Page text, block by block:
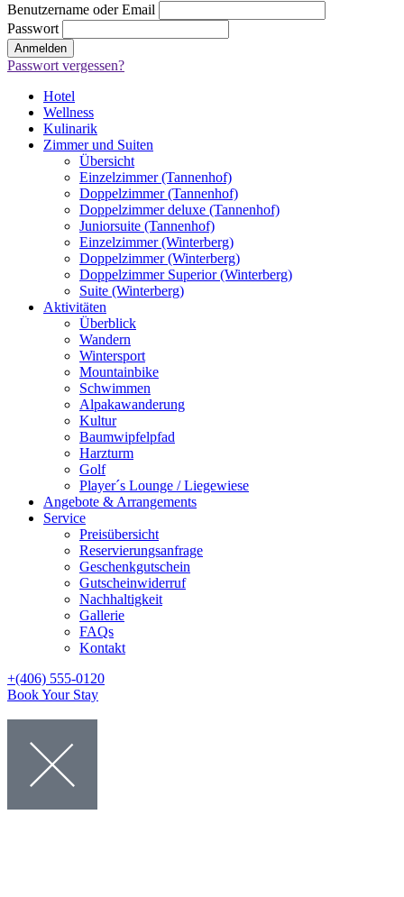
Benutzername oder Email
Passwort
Passwort vergessen?
Hotel
Wellness
Kulinarik
Zimmer und Suiten
Übersicht
Einzelzimmer (Tannenhof)
Doppelzimmer (Tannenhof)
Doppelzimmer deluxe (Tannenhof)
Juniorsuite (Tannenhof)
Einzelzimmer (Winterberg)
Doppelzimmer (Winterberg)
Doppelzimmer Superior (Winterberg)
Suite (Winterberg)
Aktivitäten
Überblick
Wandern
Wintersport
Mountainbike
Schwimmen
Alpakawanderung
Kultur
Baumwipfelpfad
Harzturm
Golf
Player´s Lounge / Liegewiese
Angebote & Arrangements
Service
Preisübersicht
Reservierungsanfrage
Geschenkgutschein
Gutscheinwiderruf
Nachhaltigkeit
Gallerie
FAQs
Kontakt
+(406) 555-0120
Book Your Stay